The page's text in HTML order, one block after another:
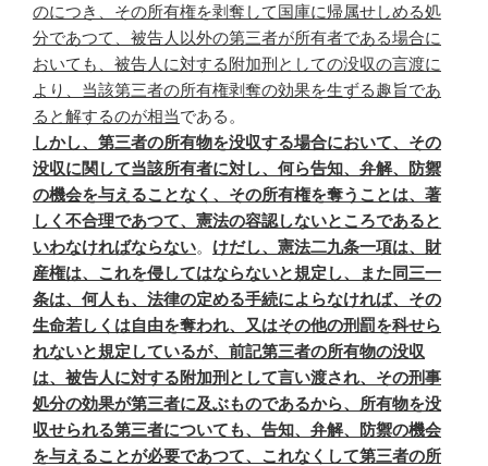
のにつき、その所有権を剥奪して国庫に帰属せしめる処
分であつて、被告人以外の第三者が所有者である場合に
おいても、被告人に対する附加刑としての没収の言渡に
より、当該第三者の所有権剥奪の効果を生ずる趣旨であ
ると解するのが相当である。
しかし、第三者の所有物を没収する場合において、その
没収に関して当該所有者に対し、何ら告知、弁解、防禦
の機会を与えることなく、その所有権を奪うことは、著
しく不合理であつて、憲法の容認しないところであると
いわなければならない。 けだし、憲法二九条一項は、財
産権は、これを侵してはならないと規定し、また同三一
条は、何人も、法律の定める手続によらなければ、その
生命若しくは自由を奪われ、又はその他の刑罰を科せら
れないと規定しているが、前記第三者の所有物の没収
は、被告人に対する附加刑として言い渡され、その刑事
処分の効果が第三者に及ぶものであるから、所有物を没
収せられる第三者についても、告知、弁解、防禦の機会
を与えることが必要であつて、これなくして第三者の所